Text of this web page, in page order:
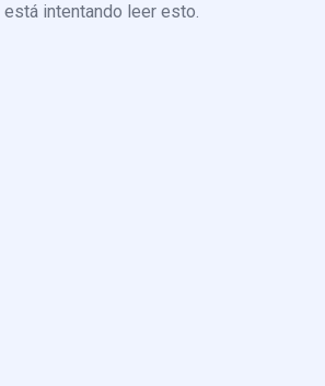
está intentando leer esto.